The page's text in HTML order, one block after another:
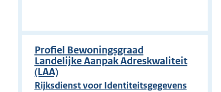
Profiel Bewoningsgraad
Landelijke Aanpak Adreskwaliteit
(LAA)
Rijksdienst voor Identiteitsgegevens